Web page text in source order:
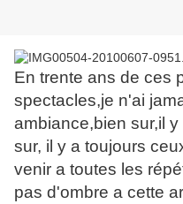
En trente ans de ces
spectacles,je n'ai
ambiance,bien sur,il
sur, il y a toujours
venir a toutes les
pas d'ombre a cette